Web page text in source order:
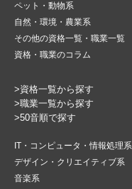
ペット・動物系
自然・環境・農業系
その他の資格一覧・職業一覧
資格・職業のコラム
>資格一覧から探す
>職業一覧から探す
>50音順で探す
IT・コンピュータ・情報処理系
デザイン・クリエイティブ系
音楽系